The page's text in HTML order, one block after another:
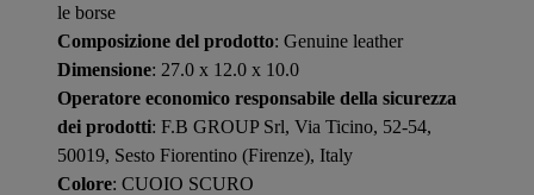
le borse
Composizione del prodotto: Genuine leather
Dimensione: 27.0 x 12.0 x 10.0
Operatore economico responsabile della sicurezza
dei prodotti: F.B GROUP Srl, Via Ticino, 52-54,
50019, Sesto Fiorentino (Firenze), Italy
Colore: CUOIO SCURO